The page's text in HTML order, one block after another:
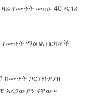
የሙቀት መጠኑ 40 ዲግሪ
የሙቀት ማዕበል በርካቶች
ከሙቀት ጋር በተያያዘ
አረጋውያን ናቸው።